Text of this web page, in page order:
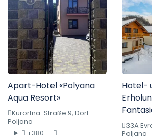
Apart-Hotel «Polyana
Aqua Resort»
Kurortna-Straße 9, Dorf
Poljana
+380 ....
Hotel-
33A
Poljana